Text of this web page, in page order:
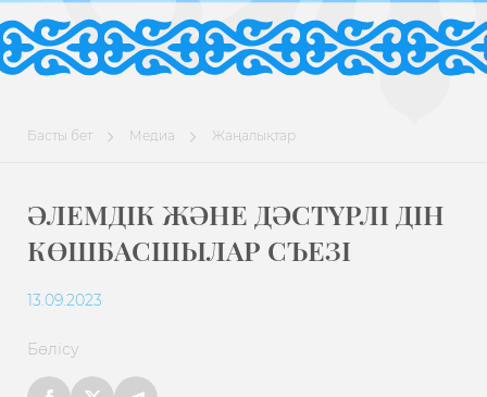
Басты бет Медиа Жаңалықтар
ӘЛЕМДІК ЖӘНЕ ДӘСТҮРЛІ ДІН
КӨШБАСШЫЛАР СЪЕЗІ
13.09.2023
Бөлісу